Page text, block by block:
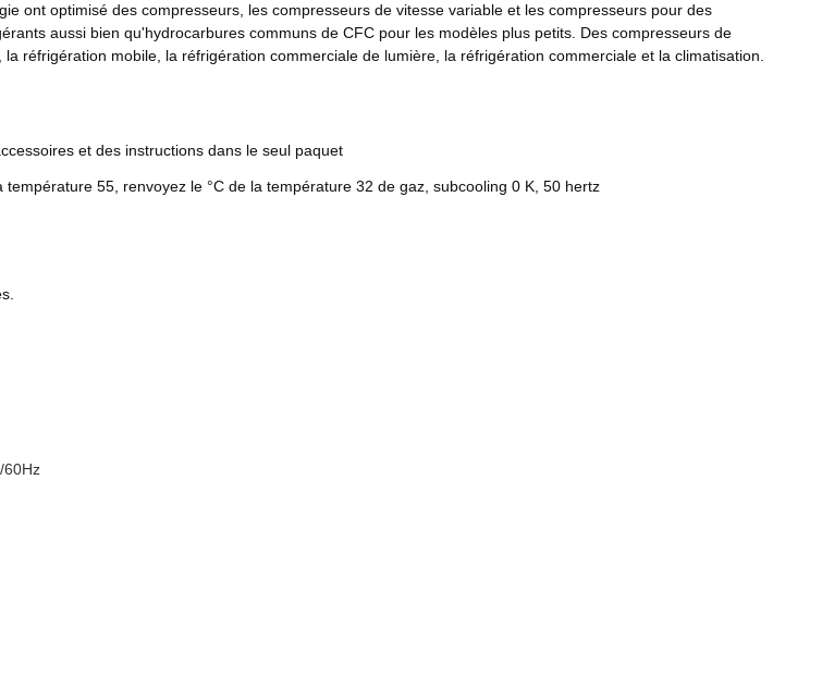
ont optimisé des compresseurs, les compresseurs de vitesse variable et les compresseurs pour des
aussi bien qu'hydrocarbures communs de CFC pour les modèles plus petits. Des compresseurs de
réfrigération mobile, la réfrigération commerciale de lumière, la réfrigération commerciale et la climatisation.
et des instructions dans le seul paquet
55, renvoyez le °C de la température 32 de gaz, subcooling 0 K, 50 hertz
60Hz